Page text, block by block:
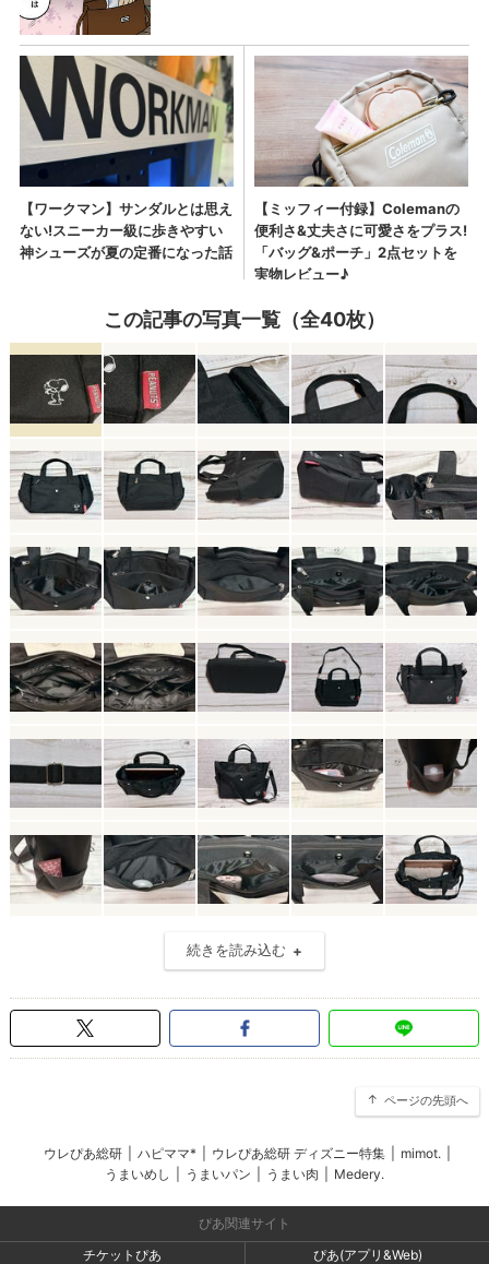
この記事の写真一覧（全40枚）
続きを読み込む
ページの先頭へ
ウレぴあ総研 ハピママ* ウレぴあ総研 ディズニー特集 mimot.
うまいめし
うまいパン うまい肉 Medery.
ぴあ関連サイト
チケットぴあ
ぴあ(アプリ&Web)